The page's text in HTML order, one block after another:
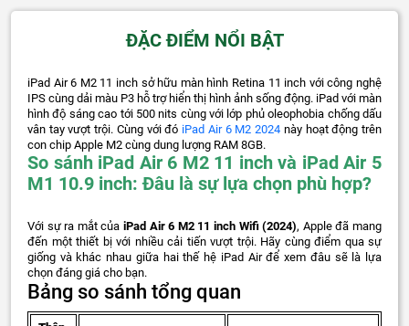
ĐẶC ĐIỂM NỔI BẬT
iPad Air 6 M2 11 inch sở hữu màn hình Retina 11 inch với công nghệ
IPS cùng dải màu P3 hỗ trợ hiển thị hình ảnh sống động. iPad với màn
hình độ sáng cao tới 500 nits cùng với lớp phủ oleophobia chống dấu
vân tay vượt trội. Cùng với đó iPad Air 6 M2 2024 này hoạt động trên
con chip Apple M2 cùng dung lượng RAM 8GB.
So sánh iPad Air 6 M2 11 inch và iPad Air 5
M1 10.9 inch: Đâu là sự lựa chọn phù hợp?
Với sự ra mắt của iPad Air 6 M2 11 inch Wifi (2024), Apple đã mang
đến một thiết bị với nhiều cải tiến vượt trội. Hãy cùng điểm qua sự
giống và khác nhau giữa hai thế hệ iPad Air để xem đâu sẽ là lựa
chọn đáng giá cho bạn.
Bảng so sánh tổng quan